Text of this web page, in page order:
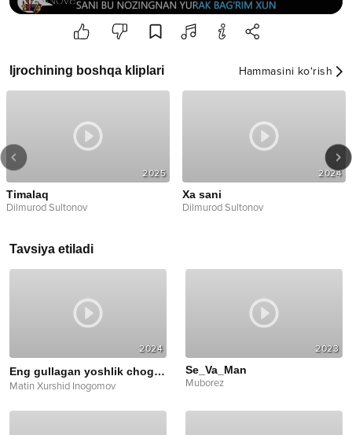
Ijrochining boshqa kliplari Hammasini ko‘rish
2025
Timalaq
Dilmurod Sultonov
2024
Xa sani
Dilmurod Sultonov
Tavsiya etiladi
2024
Eng gullagan yoshlik chog'imda
cover
Matin Xurshid Inogomov
2023
Se_Va_Man
Muborez